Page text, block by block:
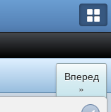
Вперед
»